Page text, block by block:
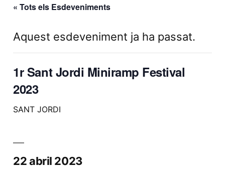
« Tots els Esdeveniments
Aquest esdeveniment ja ha passat.
1r Sant Jordi Miniramp Festival
2023
SANT JORDI
22 abril 2023